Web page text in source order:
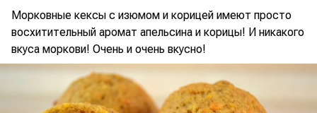
Морковные кексы с изюмом и корицей имеют просто
восхитительный аромат апельсина и корицы! И никакого
вкуса моркови! Очень и очень вкусно!